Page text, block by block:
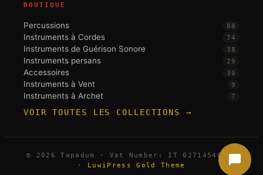
BOUTIQUE
Percussions 88
Instruments à Cordes 74
Instruments de Guérison Sonore 38
Instruments persans 29
Accessoires 30
Instruments à Vent 9
Instruments à Archet 7
VOIR TOUTES LES COLLECTIONS →
© 2026 Tapadum · Vat Number: IT 02714540396
· LuwiPress Gold Theme